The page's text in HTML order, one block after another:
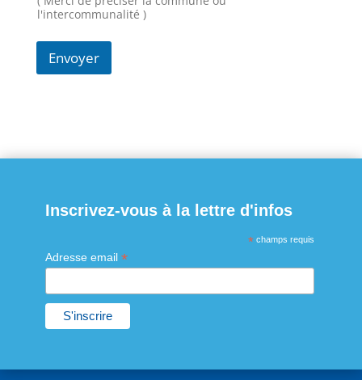
m
l'intercommunalité )
Envoyer
Inscrivez-vous à la lettre d'infos
* champs requis
Adresse email *